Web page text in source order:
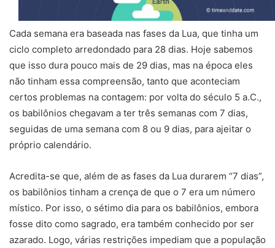
Cada semana era baseada nas fases da Lua, que tinha um
ciclo completo arredondado para 28 dias. Hoje sabemos
que isso dura pouco mais de 29 dias, mas na época eles
não tinham essa compreensão, tanto que aconteciam
certos problemas na contagem: por volta do século 5 a.C.,
os babilônios chegavam a ter três semanas com 7 dias,
seguidas de uma semana com 8 ou 9 dias, para ajeitar o
próprio calendário.
Acredita-se que, além de as fases da Lua durarem “7 dias”,
os babilônios tinham a crença de que o 7 era um número
místico. Por isso, o sétimo dia para os babilônios, embora
fosse dito como sagrado, era também conhecido por ser
azarado. Logo, várias restrições impediam que a população